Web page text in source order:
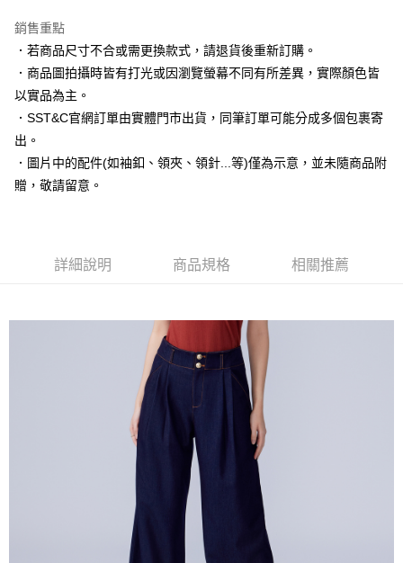
聯邦商業銀行
元大商業銀行
永豐商業銀行
台新國際商業銀行
中國信託商業銀行
台灣樂天信用卡公司
匯豐（台灣）商業銀行
聯邦商業銀行
遠東國際商業銀行
元大商業銀行
永豐商業銀行
玉山商業銀行
台灣樂天信用卡公司
悠遊付
Google Pay
AFTEE先享後付
相關說明
【關於「AFTEE先享後付」】
３．安心：先確認商品／服務後，再付款。
結帳頁面，進行簡訊認證並確認金額後，即可完成結帳。
２．訂單成立數日內，您將收到繳費通知簡訊。
３．收到繳費通知簡訊後14天內，點擊此簡訊中的連結，可透過四大超商／
ATM／網路銀行／等多元方式進行付款，方視為交易完成。
※ 請注意：結帳手續完成當下不需立刻繳費，但若您需要取消訂單，請聯絡
購買商品的店家。未經商家同意取消之訂單仍視為有效，需透過AFTEE先享
※ 交易是否成功請以「AFTEE先享後付 」之結帳頁面顯示為準，若有關於
是否繳費成功／繳費後需取消欲退款等相關疑問，請聯繫「AFTEE先享後付
https://netprotections.freshdesk.com/support/home
１．透過由恩沛科技股份有限公司提供之「AFTEE先享後付」服務完成之交
易，需依本服務之必要範圍內提供個人資料，並將交易相關給付款項請求債
權轉讓予恩沛科技股份有限公司。
新竹物流宅配
每筆NT$350，滿NT$3,500(含以上)免運費
銷售重點
．若商品尺寸不合或需更換款式，請退貨後重新訂購。
．商品圖拍攝時皆有打光或因瀏覽螢幕不同有所差異，實際顏色皆
以實品為主。
．SST&C官網訂單由實體門市出貨，同筆訂單可能分成多個包裹寄
出。
．圖片中的配件(如袖釦、領夾、領針...等)僅為示意，並未隨商品附
贈，敬請留意。
詳細說明 商品規格 相關推薦